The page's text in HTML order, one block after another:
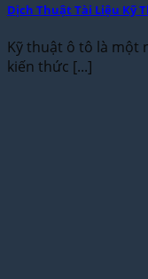
Dịch Thuật Tài Liệu Kỹ
Kỹ thuật ô tô là một
kiến thức [...]